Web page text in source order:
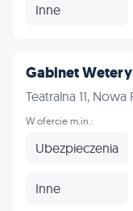
Inne
Gabinet
Teatralna 11, Nowa
W ofercie m.in.:
Ubezpieczenia
Inne